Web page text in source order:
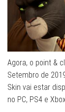
Agora, o point &
Setembro de
Skin vai estar
no PC, PS4 e